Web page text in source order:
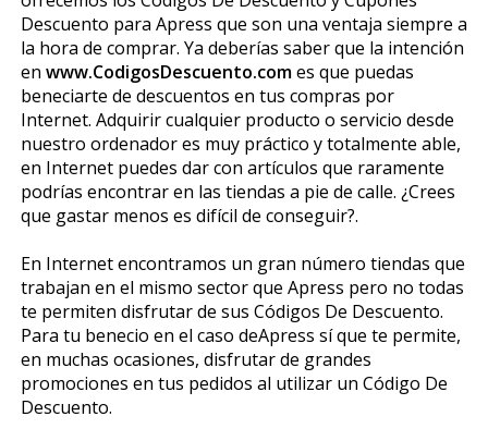
Descuento para Apress que son una ventaja siempre a
la hora de comprar. Ya deberías saber que la intención
en www.CodigosDescuento.comes que puedas
beneficiarte de descuentos en tus compras por
Internet. Adquirir cualquier producto o servicio desde
nuestro ordenador es muy práctico y totalmente fiable,
en Internet puedes dar con artículos que raramente
podrías encontrar en las tiendas a pie de calle. ¿Crees
que gastar menos es difícil de conseguir?.
En Internet encontramos un gran número tiendas que
trabajan en el mismo sector que Apress pero no todas
te permiten disfrutar de sus Códigos De Descuento.
Para tu beneficio en el caso deApress sí que te permite,
en muchas ocasiones, disfrutar de grandes
promociones en tus pedidos al utilizar un Código De
Descuento.